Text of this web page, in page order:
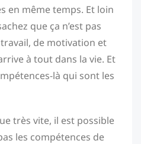
en même temps. Et loin
que ça n’est pas
de motivation et
à tout dans la vie. Et
là qui sont les
très vite, il est possible
les compétences de